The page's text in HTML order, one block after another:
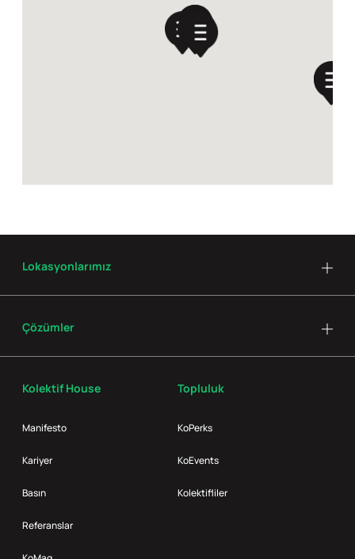
Kolektif House
Manifesto
Kariyer
Basın
Referanslar
Topluluk
KoPerks
KoEvents
Kolektifliler
Lokasyonlarımız
Çözümler